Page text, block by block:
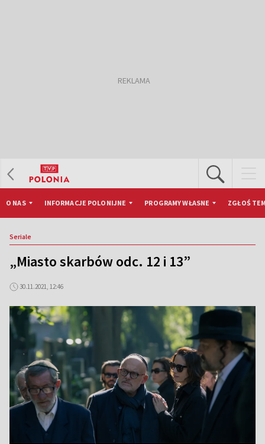
O NAS INFORMACJE POLONIJNE PROGRAMY WŁASNE ZGŁOŚ
Seriale
„Miasto skarbów odc. 12 i 13”
30.11.2021, 12:46